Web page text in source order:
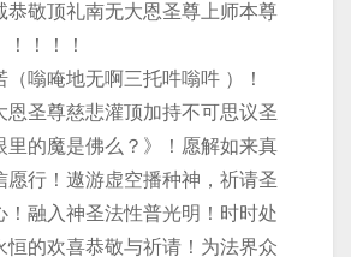
恭敬顶礼南无大恩圣尊上师本尊
！！！
嗡唵地无啊三托吽嗡吽 ）！
恩圣尊慈悲灌顶加持不可思议圣
里的魔是佛么？》！愿解如来真
愿行！遨游虚空播种神，祈请圣
！融入神圣法性普光明！时时处
恒的欢喜恭敬与祈请！为法界众